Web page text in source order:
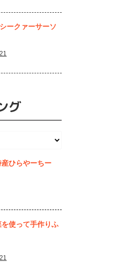
ークァーサーソ
グ
産ひらやーちー
使って⼿作りふ